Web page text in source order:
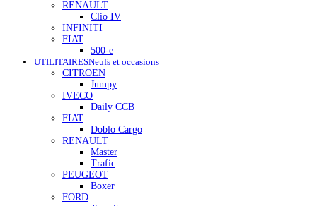
RENAULT
Clio IV
INFINITI
FIAT
500-e
UTILITAIRESNeufs et occasions
CITROEN
Jumpy
IVECO
Daily CCB
FIAT
Doblo Cargo
RENAULT
Master
Trafic
PEUGEOT
Boxer
FORD